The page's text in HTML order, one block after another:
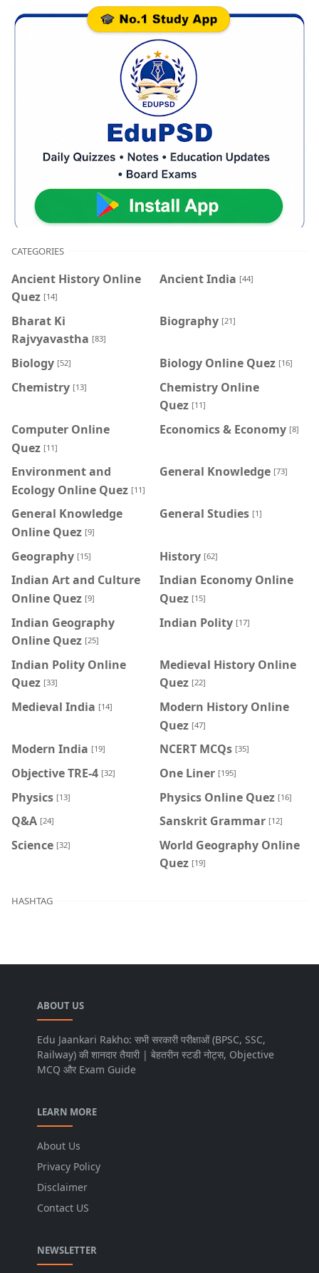
CATEGORIES
Ancient History Online
Quez [14]
Ancient India [44]
Bharat Ki
Rajvyavastha [83]
Biography [21]
Biology [52] Biology Online Quez [16]
Chemistry [13]
Chemistry Online
Quez [11]
Computer Online
Quez [11]
Economics & Economy [8]
Environment and
Ecology Online Quez [11]
General Knowledge [73]
General Knowledge
Online Quez [9]
General Studies [1]
Geography [15] History [62]
Indian Art and Culture
Online Quez [9]
Indian Economy Online
Quez [15]
Indian Geography
Online Quez [25]
Indian Polity [17]
Indian Polity Online
Quez [33]
Medieval History Online
Quez [22]
Medieval India [14]
Modern History Online
Quez [47]
Modern India [19] NCERT MCQs [35]
Objective TRE-4 [32] One Liner [195]
Physics [13] Physics Online Quez [16]
Q&A [24] Sanskrit Grammar [12]
Science [32]
World Geography Online
Quez [19]
HASHTAG
ABOUT US
Edu Jaankari Rakho: सभी सरकारी परीक्षाओं (BPSC, SSC,
Railway) की शानदार तैयारी | बेहतरीन स्टडी नोट्स, Objective
MCQ और Exam Guide
LEARN MORE
About Us
Privacy Policy
Disclaimer
Contact US
NEWSLETTER